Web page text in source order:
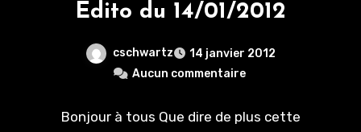
Edito du 14/01/2012
cschwartz
14 janvier 2012
Aucun commentaire
Bonjour à tous Que dire de plus cette